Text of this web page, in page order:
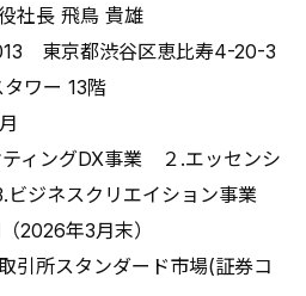
長 飛鳥 貴雄
東京都渋谷区恵比寿4-20-3
ワー 13階
ィングDX事業 ２.エッセンシ
ジネスクリエイション事業
年3月末）
引所スタンダード市場(証券コ